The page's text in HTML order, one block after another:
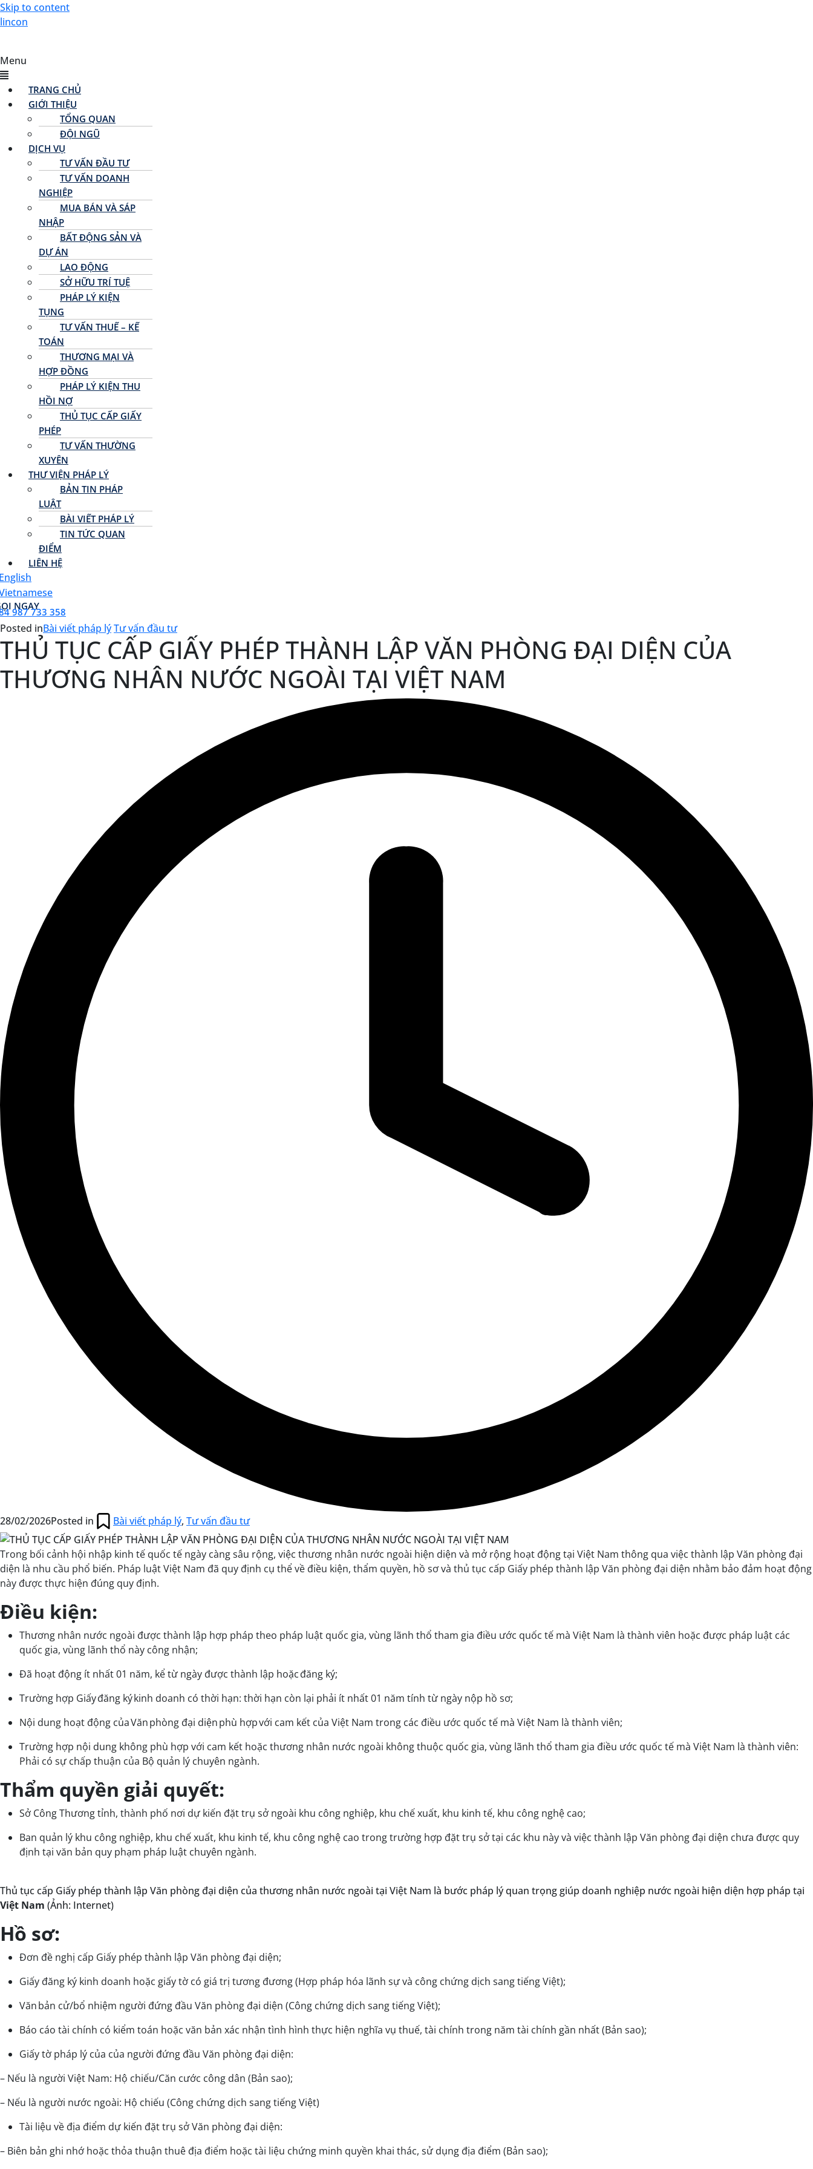
Skip to content
lincon
Menu
TRANG CHỦ
GIỚI THIỆU
TỔNG QUAN
ĐỘI NGŨ
DỊCH VỤ
TƯ VẤN ĐẦU TƯ
TƯ VẤN DOANH
NGHIỆP
MUA BÁN VÀ SÁP
NHẬP
BẤT ĐỘNG SẢN VÀ
DỰ ÁN
LAO ĐỘNG
SỞ HỮU TRÍ TUỆ
PHÁP LÝ KIỆN
TỤNG
TƯ VẤN THUẾ – KẾ
TOÁN
THƯƠNG MẠI VÀ
HỢP ĐỒNG
PHÁP LÝ KIỆN THU
HỒI NỢ
THỦ TỤC CẤP GIẤY
PHÉP
TƯ VẤN THƯỜNG
XUYÊN
THƯ VIỆN PHÁP LÝ
BẢN TIN PHÁP
LUẬT
BÀI VIẾT PHÁP LÝ
TIN TỨC QUAN
ĐIỂM
LIÊN HỆ
NGAY
987 733 358
Posted inBài viết pháp lýTư vấn đầu tư
THỦ TỤC CẤP GIẤY PHÉP THÀNH LẬP VĂN PHÒNG ĐẠI DIỆN CỦA
THƯƠNG NHÂN NƯỚC NGOÀI TẠI VIỆT NAM
28/02/2026Posted in Bài viết pháp lý, Tư vấn đầu tư
Trong bối cảnh hội nhập kinh tế quốc tế ngày càng sâu rộng, việc thương nhân nước ngoài hiện diện và mở rộng hoạt động tại Việt Nam thông qua việc thành lập Văn phòng đại
diện là nhu cầu phổ biến. Pháp luật Việt Nam đã quy định cụ thể về điều kiện, thẩm quyền, hồ sơ và thủ tục cấp Giấy phép thành lập Văn phòng đại diện nhằm bảo đảm hoạt động
này được thực hiện đúng quy định.
Điều kiện:
Thương nhân nước ngoài được thành lập hợp pháp theo pháp luật quốc gia, vùng lãnh thổ tham gia điều ước quốc tế mà Việt Nam là thành viên hoặc được pháp luật các
quốc gia, vùng lãnh thổ này công nhận;
Đã hoạt động ít nhất 01 năm, kể từ ngày được thành lập hoặc đăng ký;
Trường hợp Giấy đăng ký kinh doanh có thời hạn: thời hạn còn lại phải ít nhất 01 năm tính từ ngày nộp hồ sơ;
Nội dung hoạt động của Văn phòng đại diện phù hợp với cam kết của Việt Nam trong các điều ước quốc tế mà Việt Nam là thành viên;
Trường hợp nội dung không phù hợp với cam kết hoặc thương nhân nước ngoài không thuộc quốc gia, vùng lãnh thổ tham gia điều ước quốc tế mà Việt Nam là thành viên:
Phải có sự chấp thuận của Bộ quản lý chuyên ngành.
Thẩm quyền giải quyết:
Sở Công Thương tỉnh, thành phố nơi dự kiến đặt trụ sở ngoài khu công nghiệp, khu chế xuất, khu kinh tế, khu công nghệ cao;
Ban quản lý khu công nghiệp, khu chế xuất, khu kinh tế, khu công nghệ cao trong trường hợp đặt trụ sở tại các khu này và việc thành lập Văn phòng đại diện chưa được quy
định tại văn bản quy phạm pháp luật chuyên ngành.
Thủ tục cấp Giấy phép thành lập Văn phòng đại diện của thương nhân nước ngoài tại Việt Nam là bước pháp lý quan trọng giúp doanh nghiệp nước ngoài hiện diện hợp pháp tại
Việt Nam (Ảnh: Internet)
Hồ sơ:
Đơn đề nghị cấp Giấy phép thành lập Văn phòng đại diện;
Giấy đăng ký kinh doanh hoặc giấy tờ có giá trị tương đương (Hợp pháp hóa lãnh sự và công chứng dịch sang tiếng Việt);
Văn bản cử/bổ nhiệm người đứng đầu Văn phòng đại diện (Công chứng dịch sang tiếng Việt);
Báo cáo tài chính có kiểm toán hoặc văn bản xác nhận tình hình thực hiện nghĩa vụ thuế, tài chính trong năm tài chính gần nhất (Bản sao);
Giấy tờ pháp lý của của người đứng đầu Văn phòng đại diện:
– Nếu là người Việt Nam: Hộ chiếu/Căn cước công dân (Bản sao);
– Nếu là người nước ngoài: Hộ chiếu (Công chứng dịch sang tiếng Việt)
Tài liệu về địa điểm dự kiến đặt trụ sở Văn phòng đại diện:
– Biên bản ghi nhớ hoặc thỏa thuận thuê địa điểm hoặc tài liệu chứng minh quyền khai thác, sử dụng địa điểm (Bản sao);